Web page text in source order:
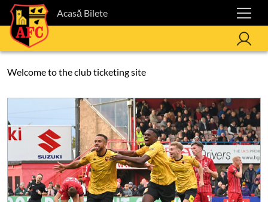
Acasă Bilete
Welcome to the club ticketing site